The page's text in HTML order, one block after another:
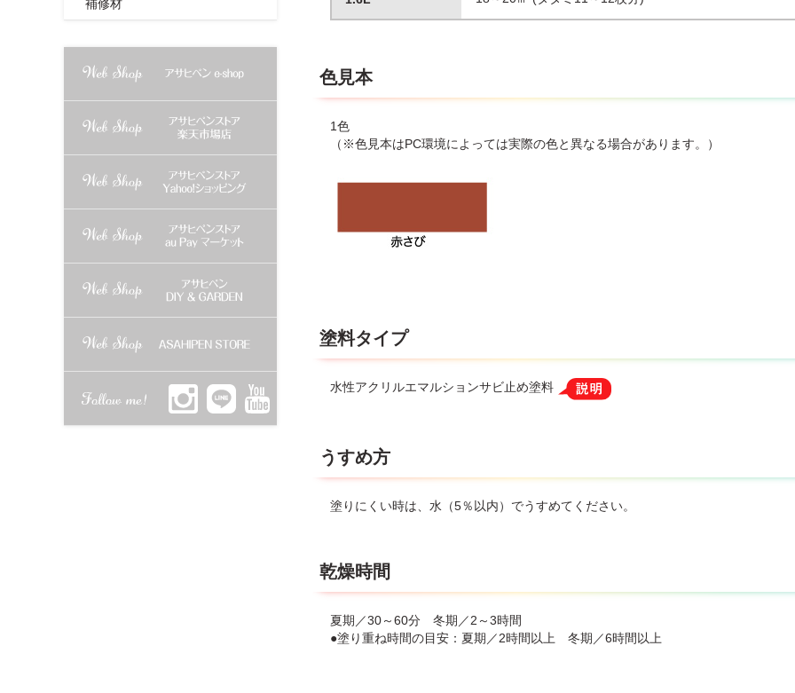
色見本
1色
（※色見本はPC環境によっては実際の色と異なる場合があります。）
塗料タイプ
水性アクリルエマルションサビ止め塗料
うすめ方
塗りにくい時は、水（5％以内）でうすめてください。
乾燥時間
夏期／30～60分 冬期／2～3時間
●塗り重ね時間の目安：夏期／2時間以上 冬期／6時間以上
補修材